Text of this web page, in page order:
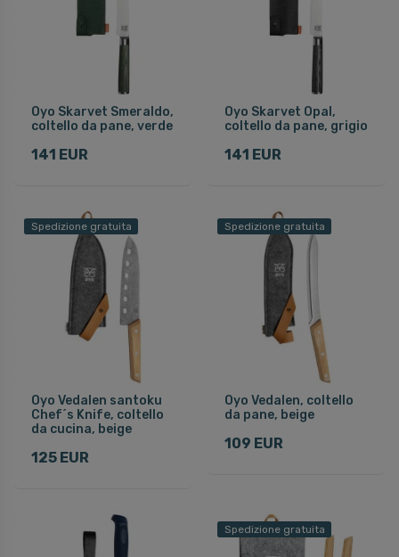
Oyo Skarvet Smeraldo,
coltello da pane, verde
141 EUR
Oyo Skarvet Opal,
coltello da pane, grigio
141 EUR
Spedizione gratuita
Oyo Vedalen santoku
Chef´s Knife, coltello
da cucina, beige
125 EUR
Spedizione gratuita
Oyo Vedalen, coltello
da pane, beige
109 EUR
Spedizione gratuita